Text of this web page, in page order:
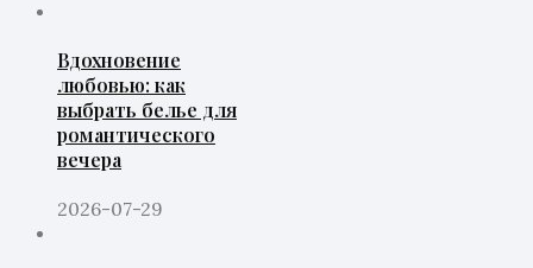
Вдохновение
любовью: как
выбрать белье для
романтического
вечера
2026-07-29